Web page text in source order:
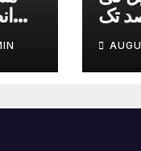
فیصد تک